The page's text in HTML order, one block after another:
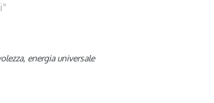
, energia universale